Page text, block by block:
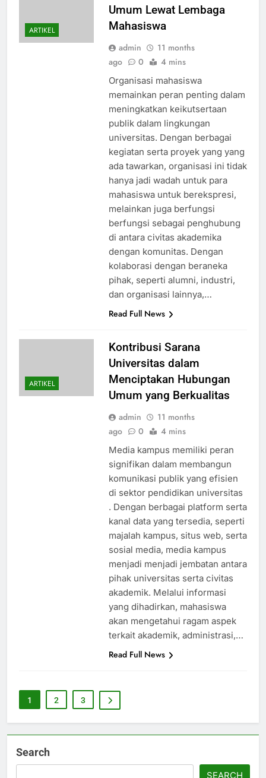
ARTIKEL
Umum Lewat Lembaga
Mahasiswa
admin
11 months
ago
0 4 mins
Organisasi mahasiswa
memainkan peran penting dalam
meningkatkan keikutsertaan
publik dalam lingkungan
universitas. Dengan berbagai
kegiatan serta proyek yang yang
ada tawarkan, organisasi ini tidak
hanya jadi wadah untuk para
mahasiswa untuk berekspresi,
melainkan juga berfungsi
berfungsi sebagai penghubung
di antara civitas akademika
dengan komunitas. Dengan
kolaborasi dengan beraneka
pihak, seperti alumni, industri,
dan organisasi lainnya,…
Read Full News
ARTIKEL
Kontribusi Sarana
Universitas dalam
Menciptakan Hubungan
Umum yang Berkualitas
admin
11 months
ago
0 4 mins
Media kampus memiliki peran
signifikan dalam membangun
komunikasi publik yang efisien
di sektor pendidikan universitas
. Dengan berbagai platform serta
kanal data yang tersedia, seperti
majalah kampus, situs web, serta
sosial media, media kampus
menjadi menjadi jembatan antara
pihak universitas serta civitas
akademik. Melalui informasi
yang dihadirkan, mahasiswa
akan mengetahui ragam aspek
terkait akademik, administrasi,…
Read Full News
1 2 3
Search
SEARCH